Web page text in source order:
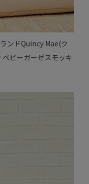
ンドQuincy Mae(ク
ビーガーゼスモッキ